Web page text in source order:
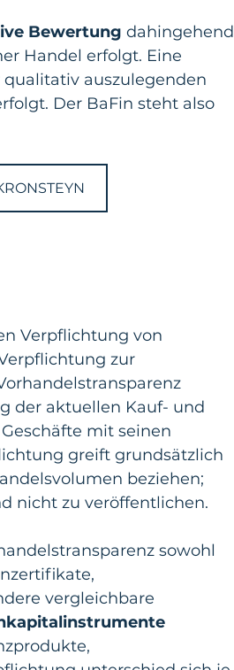
Bewertung dahingehend
Handel erfolgt. Eine
auszulegenden
Der BaFin steht also
Verpflichtung von
zur
der aktuellen Kauf- und
mit seinen
greift grundsätzlich
beziehen;
nicht zu veröffentlichen.
sowohl
vergleichbare